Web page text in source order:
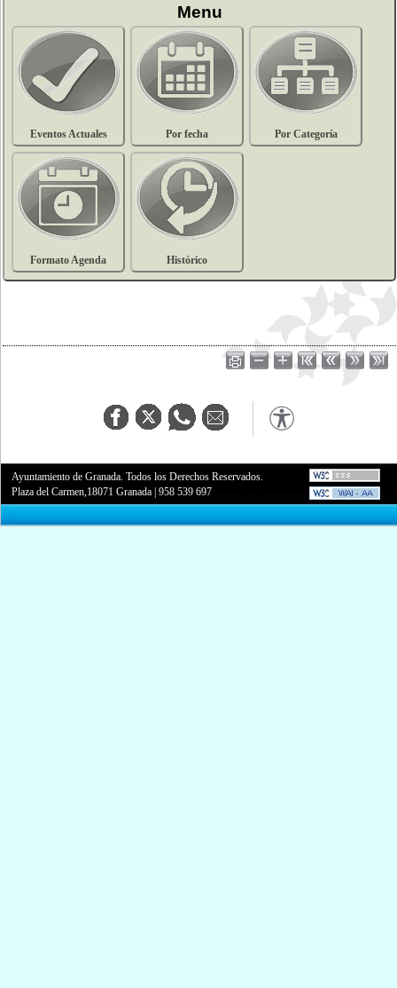
Menu
Eventos Actuales Por fecha Por Categoría
Formato Agenda Histórico
Ayuntamiento de Granada. Todos los Derechos Reservados.
Plaza del Carmen,18071 Granada |958 539 697